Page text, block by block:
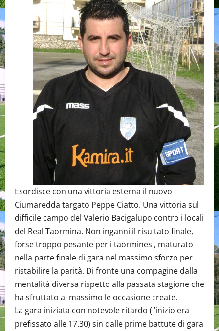
Esordisce con una vittoria esterna il nuovo
Ciumaredda targato Peppe Ciatto. Una vittoria sul
difficile campo del Valerio Bacigalupo contro i locali
del Real Taormina. Non inganni il risultato finale,
forse troppo pesante per i taorminesi, maturato
nella parte finale di gara nel massimo sforzo per
ristabilire la parità. Di fronte una compagine dalla
mentalità diversa rispetto alla passata stagione che
ha sfruttato al massimo le occasione create.
La gara iniziata con notevole ritardo (l’inizio era
prefissato alle 17.30) sin dalle prime battute di gara